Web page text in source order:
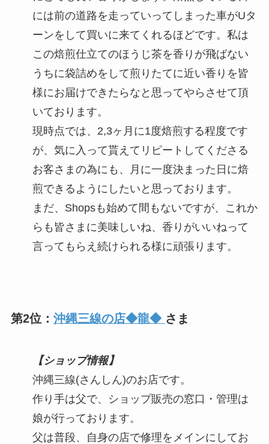
には前の道路を走っていってしまった車がUタ
ーンをして買いに来てくれるほどです。私は
この焙煎仕立てのほうじ茶を香りが飛ばない
うちに袋詰めをして煎りたてに近い香りを皆
様にお届けできたらなと思ってやらさせて頂
いております。
現時点では、2,3ヶ月に1度焙煎する程度です
が、気に入って貰えてリピートしてくださる
お客さまの為にも、月に一度決まった日に焙
煎できるようにしたいと思っております。
まだ、Shopsも始めて間もないですが、これか
らも皆さまに美味しいね、香りがいいねって
言ってもらえ続けられる様に頑張ります。
第2位： 沖縄三線の店◆龍◆ さま
【ショップ情報】
沖縄三線(さんしん)のお店です。
作り手は父で、ショップ販売の窓口・管理は
娘が行っております。
父は普段、自身の店で修理をメインにしてお